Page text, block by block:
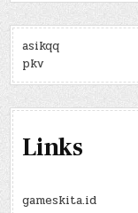
asikqq
pkv
Links
gameskita.id